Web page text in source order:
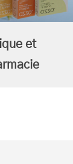
et